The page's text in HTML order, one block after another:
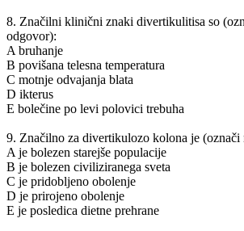
8. Značilni klinični znaki divertikulitisa so
odgovor):
A bruhanje
B povišana telesna temperatura
C motnje odvajanja blata
D ikterus
E bolečine po levi polovici trebuha
9. Značilno za divertikulozo kolona je (označi
A je bolezen starejše populacije
B je bolezen civiliziranega sveta
C je pridobljeno obolenje
D je prirojeno obolenje
E je posledica dietne prehrane